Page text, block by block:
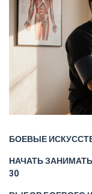
БОЕВЫЕ
НАЧАТЬ
30